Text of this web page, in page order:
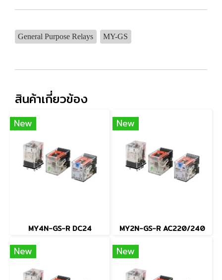
General Purpose Relays MY-GS
สินค้าเกี่ยวข้อง
New
MY4N-GS-R DC24
New
MY2N-GS-R AC220/240
New New